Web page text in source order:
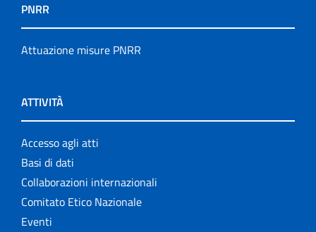
PNRR
Attuazione misure PNRR
ATTIVITÀ
Accesso agli atti
Basi di dati
Collaborazioni internazionali
Comitato Etico Nazionale
Eventi